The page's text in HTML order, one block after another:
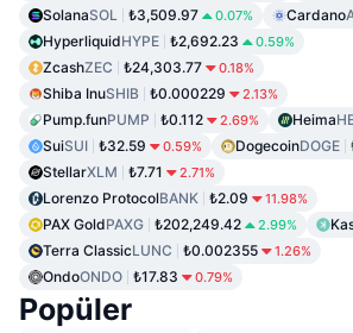
SolanaSOL ₺3,509.97 0.07% Cardano
HyperliquidHYPE ₺2,692.23 0.59%
ZcashZEC ₺24,303.77 0.18%
Shiba InuSHIB ₺0.000229 2.13%
Pump.funPUMP ₺0.112 2.69% Heima
SuiSUI ₺32.59 0.59% DogecoinDOGE
StellarXLM ₺7.71 2.71%
Lorenzo ProtocolBANK ₺2.09 11.98%
PAX GoldPAXG ₺202,249.42 2.99%
Terra ClassicLUNC ₺0.002355 1.26%
OndoONDO ₺17.83 0.79%
Popüler